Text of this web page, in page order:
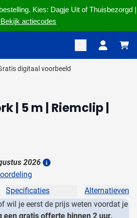
Kies: Dagje Uit of Thuisbezorgd |
Bekijk actiecodes
digitaal voorbeeld
| 5 m | Riemclip |
2026
Specificaties
Alternatieven
wil je eerst de prijs weten voordat je
een gratis offerte binnen 2 uur.